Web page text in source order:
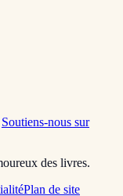
Soutiens-nous sur
des livres.
Plan de site